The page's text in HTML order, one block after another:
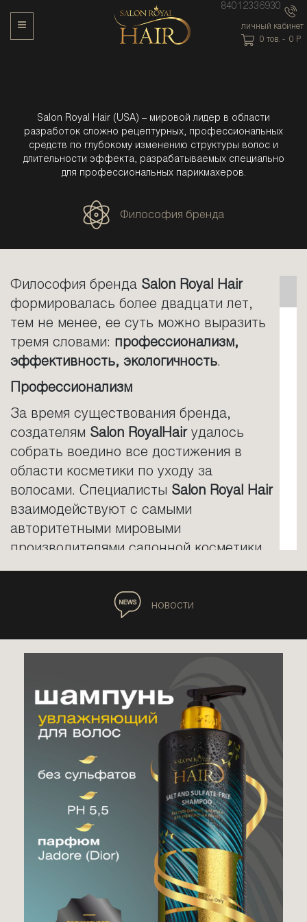
84012336930
личный кабинет
0 тов. - 0 P
Toggle Navigation
Salon Royal Hair (USA) – мировой лидер в области
разработок сложно рецептурных, профессиональных
средств по глубокому изменению структуры волос и
длительности эффекта, разрабатываемых специально
для профессиональных парикмахеров.
Философия бренда
Философия бренда Salon Royal Hair
формировалась более двадцати лет,
тем не менее, ее суть можно выразить
тремя словами: профессионализм,
эффективность, экологичность.
Профессионализм
За время существования бренда,
создателям Salon RoyalHairудалось
собрать воедино все достижения в
области косметики по уходу за
волосами. Специалисты Salon Royal Hair
взаимодействуют с самыми
авторитетными мировыми
производителями салонной косметики,
тестируют и сравнивают продукцию
косметических марок премиум-класса, а
ограничивает себестоимость косметики,
использует только дорогие и
качественные формулы. Продукты
любой линии бренда производятся и
продаются единой серией, великолепно
совместимы друг с другом и
представляют собой полную гамму
средств, необходимых для той или иной
процедуры.
Элен, топ стилист, Париж: «Успех
новости